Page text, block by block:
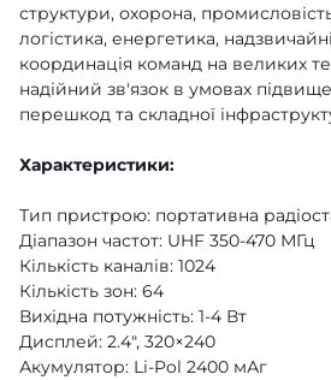
структури, охорона,
логістика, енергетика,
координація команд на великих
надійний зв'язок в умовах
перешкод та складної
Характеристики:
Тип пристрою: портативна
Діапазон частот: UHF 350-470 МГц
Кількість каналів: 1024
Кількість зон: 64
Вихідна потужність: 1-4 Вт
Дисплей: 2.4", 320×240
Акумулятор: Li-Pol 2400 мАг